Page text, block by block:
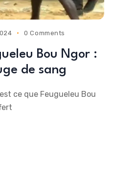
0 Comments
Bou Ngor :
de sang
ce que Feugueleu Bou